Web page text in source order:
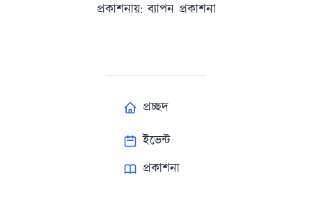
প্রকাশনায়: ব্যাপন প্রকাশনা
প্রচ্ছদ
ইভেন্ট
প্রকাশনা